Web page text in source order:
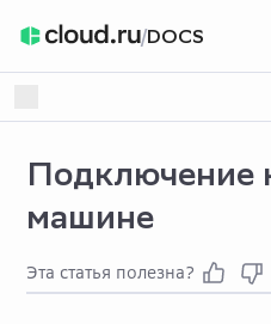
/DOCS
Подключение
машине
Эта статья полезна?